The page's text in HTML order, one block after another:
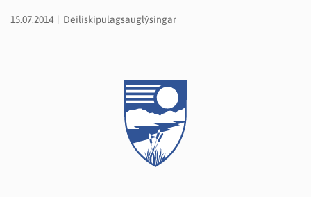
Syðri-Varðgjár skv. 1. mgr. 41. gr. skipulagslaga nr.
samhliða auglýsingu þessari. Í tillögunni er gert ráð fyrir
nýju gistihúsi og íbúðarhúsi.
15.07.2014 Deiliskipulagsauglýsingar